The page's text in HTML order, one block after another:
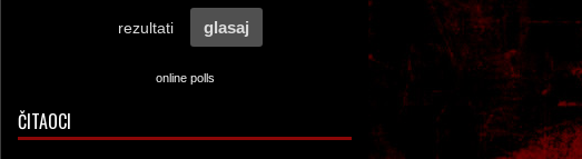
online polls
ČITAOCI